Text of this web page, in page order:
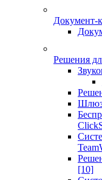
Документ-
Решения
Шлюз
[10]